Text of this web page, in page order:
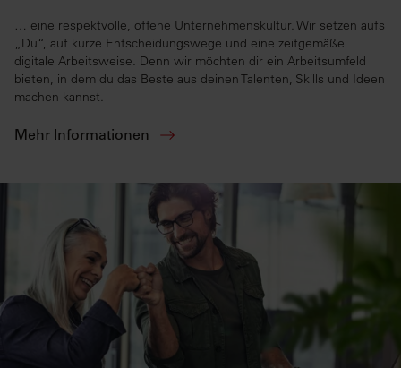
… eine respektvolle, offene Unternehmenskultur. Wir setzen aufs
„Du“, auf kurze Entscheidungswege und eine zeitgemäße
digitale Arbeitsweise. Denn wir möchten dir ein Arbeitsumfeld
bieten, in dem du das Beste aus deinen Talenten, Skills und Ideen
machen kannst.
Mehr Informationen